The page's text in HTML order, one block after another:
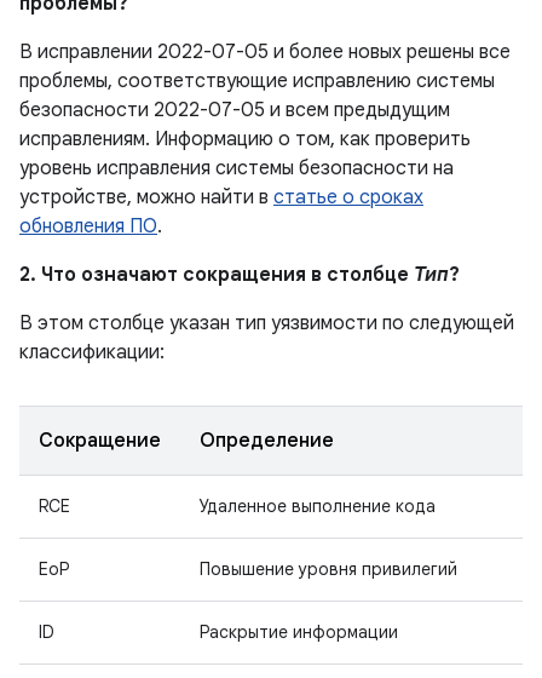
В исправлении 2022-07-05 и более новых решены все
проблемы, соответствующие исправлению системы
безопасности 2022-07-05 и всем предыдущим
исправлениям. Информацию о том, как проверить
уровень исправления системы безопасности на
устройстве, можно найти в статье о сроках
обновления ПО.
2. Что означают сокращения в столбце Тип?
В этом столбце указан тип уязвимости по следующей
классификации:
Сокращение Определение
RCE Удаленное выполнение кода
EoP Повышение уровня привилегий
ID Раскрытие информации